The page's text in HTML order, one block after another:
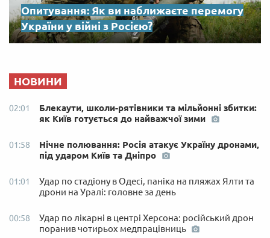
Опитування: Як ви наближаєте перемогу
України у війні з Росією?
НОВИНИ
02:01
Блекаути, школи-рятівники та мільйонні збитки:
як Київ готується до найважчої зими
01:58
Нічне полювання: Росія атакує Україну дронами,
під ударом Київ та Дніпро
01:01
Удар по стадіону в Одесі, паніка на пляжах Ялти та
дрони на Уралі: головне за день
00:58
Удар по лікарні в центрі Херсона: російський дрон
поранив чотирьох медпрацівниць